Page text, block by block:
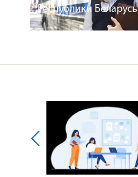
Республики Беларусь